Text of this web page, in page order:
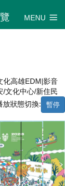
MENU
化高雄EDM|影音
/文化中心/新住民
放狀態切換:
暫停